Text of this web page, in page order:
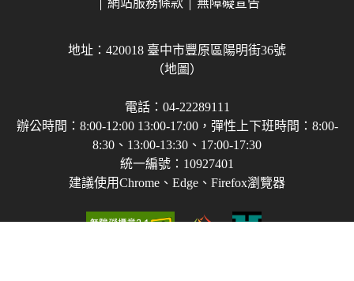
網站服務條款
無障礙宣告
地址：420018 臺中市豐原區陽明街36號
（地圖）
電話：04-22289111
辦公時間：8:00-12:00 13:00-17:00，彈性上下班時間：8:00-
8:30、13:00-13:30、17:00-17:30
統一編號：10927401
建議使用Chrome、Edge、Firefox瀏覽器